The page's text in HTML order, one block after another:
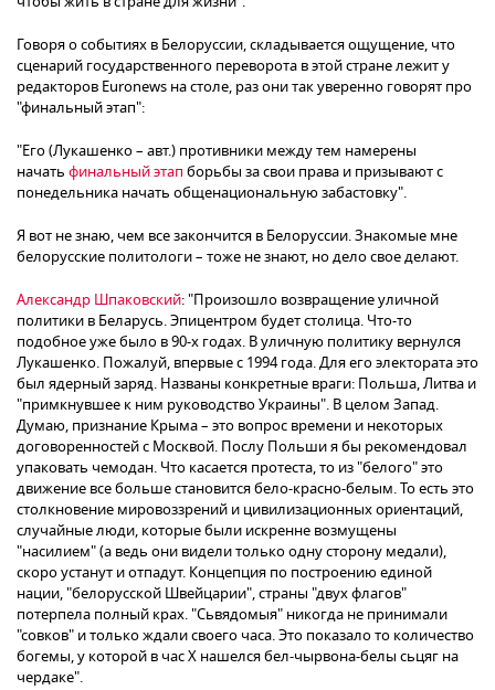
Говоря о событиях в Белоруссии, складывается ощущение, что
сценарий государственного переворота в этой стране лежит у
редакторов Euronews на столе, раз они так уверенно говорят про
"финальный этап":
"Его (Лукашенко – авт.) противники между тем намерены
начать финальный этап борьбы за свои права и призывают с
понедельника начать общенациональную забастовку".
Я вот не знаю, чем все закончится в Белоруссии. Знакомые мне
белорусские политологи – тоже не знают, но дело свое делают.
Александр Шпаковский: "Произошло возвращение уличной
политики в Беларусь. Эпицентром будет столица. Что-то
подобное уже было в 90-х годах. В уличную политику вернулся
Лукашенко. Пожалуй, впервые с 1994 года. Для его электората это
был ядерный заряд. Названы конкретные враги: Польша, Литва и
"примкнувшее к ним руководство Украины". В целом Запад.
Думаю, признание Крыма – это вопрос времени и некоторых
договоренностей с Москвой. Послу Польши я бы рекомендовал
упаковать чемодан. Что касается протеста, то из "белого" это
движение все больше становится бело-красно-белым. То есть это
столкновение мировоззрений и цивилизационных ориентаций,
случайные люди, которые были искренне возмущены
"насилием" (а ведь они видели только одну сторону медали),
скоро устанут и отпадут. Концепция по построению единой
нации, "белорусской Швейцарии", страны "двух флагов"
потерпела полный крах. "Сьвядомыя" никогда не принимали
"совков" и только ждали своего часа. Это показало то количество
богемы, у которой в час Х нашелся бел-чырвона-белы сьцяг на
чердаке".